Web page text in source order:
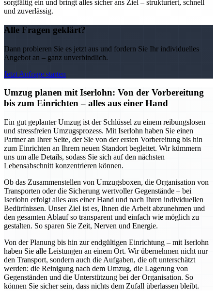
sorgfältig ein und bringt alles sicher ans Ziel – strukturiert, schnell
und zuverlässig.
Alle Fragen geklärt?
Dann probieren Sie es jetzt aus und fordern Sie Ihr individuelles
Angebot an – ganz unverbindlich.
Jetzt Anfrage starten
Umzug planen mit Iserlohn: Von der Vorbereitung
bis zum Einrichten – alles aus einer Hand
Ein gut geplanter Umzug ist der Schlüssel zu einem reibungslosen
und stressfreien Umzugsprozess. Mit Iserlohn haben Sie einen
Partner an Ihrer Seite, der Sie von der ersten Vorbereitung bis hin
zum Einrichten an Ihrem neuen Standort begleitet. Wir kümmern
uns um alle Details, sodass Sie sich auf den nächsten
Lebensabschnitt konzentrieren können.
Ob das Zusammenstellen von Umzugsboxen, die Organisation von
Transporten oder die Sicherung wertvoller Gegenstände – bei
Iserlohn erfolgt alles aus einer Hand und nach Ihren individuellen
Bedürfnissen. Unser Ziel ist es, Ihnen die Arbeit abzunehmen und
den gesamten Ablauf so transparent und einfach wie möglich zu
gestalten. So sparen Sie Zeit, Nerven und Energie.
Von der Planung bis hin zur endgültigen Einrichtung – mit Iserlohn
haben Sie alle Leistungen an einem Ort. Wir übernehmen nicht nur
den Transport, sondern auch die Aufgaben, die oft unterschätzt
werden: die Reinigung nach dem Umzug, die Lagerung von
Gegenständen und die Unterstützung bei der Organisation. So
können Sie sicher sein, dass nichts dem Zufall überlassen bleibt.